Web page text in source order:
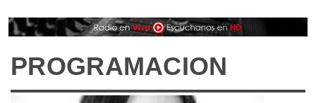
PROGRAMACION